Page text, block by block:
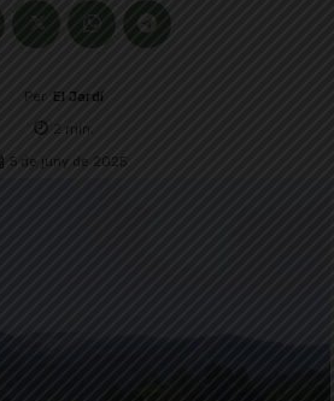
Per El Jardí
2 min.
5 de juny de 2025